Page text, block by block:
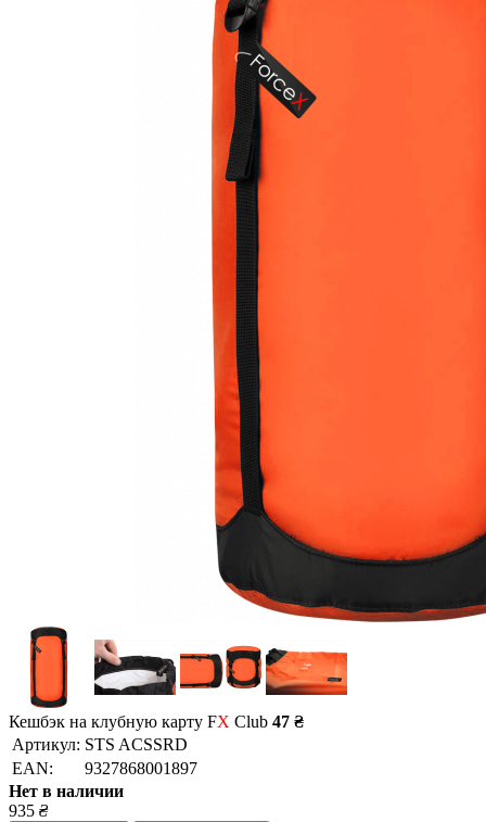
Кешбэк на клубную карту FX Club 47 ₴
Артикул: STS ACSSRD
EAN:
9327868001897
Нет в наличии
935 ₴